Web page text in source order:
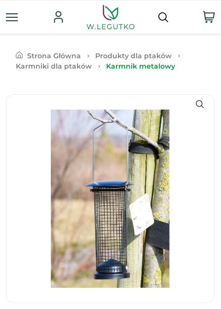
Strona Główna
Produkty dla ptaków
Karmniki dla ptaków
Karmnik metalowy